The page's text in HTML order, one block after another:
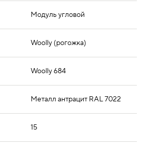
Модуль угловой
Woolly (рогожка)
Woolly 684
Металл антрацит RAL 7022
15